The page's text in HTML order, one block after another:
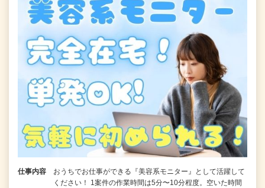
仕事内容
おうちでお仕事ができる『美容系モニター』として活躍して
ください！ 1案件の作業時間は5分〜10分程度。空いた時間